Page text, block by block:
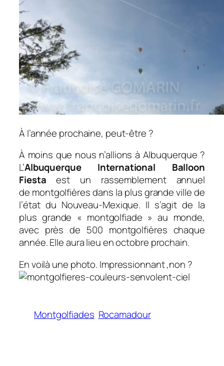
À l’année prochaine, peut-être ?
À moins que nous n’allions à Albuquerque ?
L’Albuquerque International Balloon
Fiesta est un rassemblement annuel
de montgolfières dans la plus grande ville de
l’état du Nouveau-Mexique. Il s’agit de la
plus grande « montgolfiade » au monde,
avec près de 500 montgolfières chaque
année. Elle aura lieu en octobre prochain.
En voilà une photo. Impressionnant ,non ?
Montgolfiades Rocamadour